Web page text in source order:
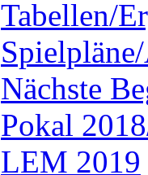
Tabellen/
Nächste
Pokal
LEM 2019